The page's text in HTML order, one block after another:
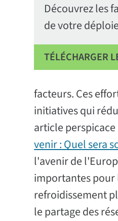
Découvrez les
de votre
TÉLÉCHARGER
facteurs. Ces
initiatives qui
article
venir : Quel sera
l'avenir de
importantes pour
refroidissement
le partage des